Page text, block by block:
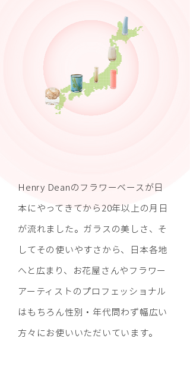
Henry Deanのフラワーベースが日
本にやってきてから20年以上の月日
が流れました。ガラスの美しさ、そ
してその使いやすさから、日本各地
へと広まり、お花屋さんやフラワー
アーティストのプロフェッショナル
はもちろん性別・年代問わず幅広い
方々にお使いいただいています。